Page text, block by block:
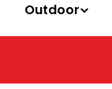
Outdoor